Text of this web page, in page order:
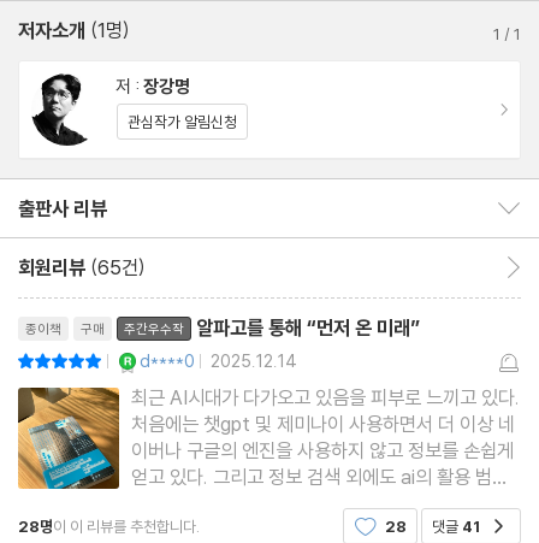
가치가 모두 달라졌다. 장강명은 다른 업계에서도 비슷한 일이 벌어
인공지능과의 공존을 강요당하며, 인공지능이 만드는 새로운 질서
에 따라야 하는 것. 예컨대 소설 쓰는 인공지능이 매일 위대한 장편
계의 경험을 거울삼아 우리 모두가 마주할 근미래의 풍경을 서늘하
게 보여준다.
과정에서 틀림없이 부서질 것이다. (…) 그리고 우리는 그런 파괴가
일어난 뒤에야 그 가치들의 정체를 뒤늦게 알아차릴 가능성이 높
다.” _26쪽
저자소개 (1명) 1 /1
저 : 장강명
관심작가 알림신청
출판사 리뷰
회원리뷰 (65건)
종이책 구매 주간우수작 알파고를 통해 “먼저 온 미래”
| d****0 | 2025.12.14
최근 AI시대가 다가오고 있음을 피부로 느끼고 있다.
처음에는 챗gpt 및 제미나이 사용하면서 더 이상 네
이버나 구글의 엔진을 사용하지 않고 정보를 손쉽게
얻고 있다. 그리고 정보 검색 외에도 ai의 활용 범위
가 넓어지고 있다. 고민이 있을 때나 용기를 얻고 싶
을 때에도 챗gpt나 제미나이에게 조언을 구한다. 그
28명이 이 리뷰를 추천합니다. 28 댓글 41